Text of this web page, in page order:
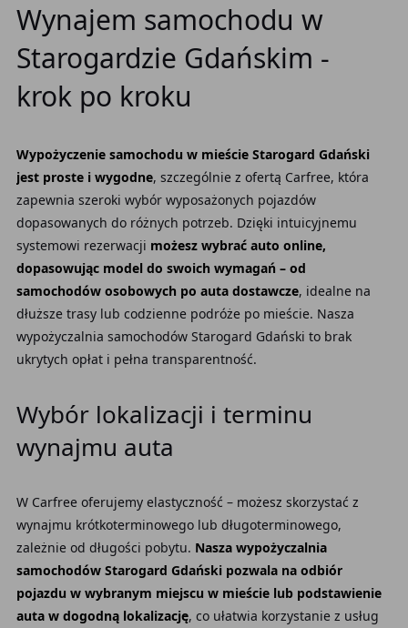
Wynajem samochodu w
Starogardzie Gdańskim -
krok po kroku
Wypożyczenie samochodu w mieście Starogard Gdański
jest proste i wygodne, szczególnie z ofertą Carfree, która
zapewnia szeroki wybór wyposażonych pojazdów
dopasowanych do różnych potrzeb. Dzięki intuicyjnemu
systemowi rezerwacji możesz wybrać auto online,
dopasowując model do swoich wymagań – od
samochodów osobowych po auta dostawcze, idealne na
dłuższe trasy lub codzienne podróże po mieście. Nasza
wypożyczalnia samochodów Starogard Gdański to brak
ukrytych opłat i pełna transparentność.
Wybór lokalizacji i terminu
wynajmu auta
W Carfree oferujemy elastyczność – możesz skorzystać z
wynajmu krótkoterminowego lub długoterminowego,
zależnie od długości pobytu. Nasza wypożyczalnia
samochodów Starogard Gdański pozwala na odbiór
pojazdu w wybranym miejscu w mieście lub podstawienie
auta w dogodną lokalizację, co ułatwia korzystanie z usług